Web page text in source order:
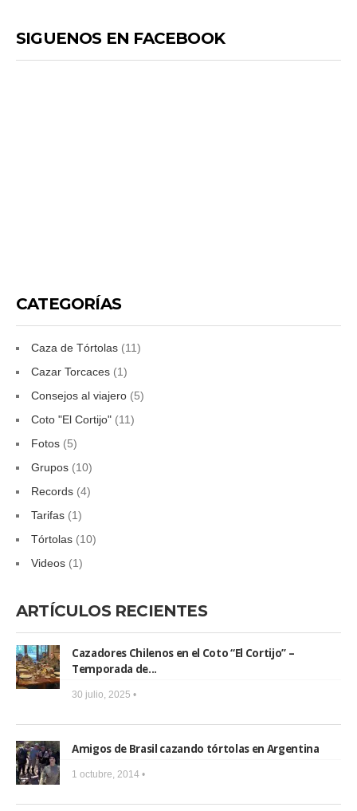
SIGUENOS EN FACEBOOK
CATEGORÍAS
Caza de Tórtolas (11)
Cazar Torcaces (1)
Consejos al viajero (5)
Coto "El Cortijo" (11)
Fotos (5)
Grupos (10)
Records (4)
Tarifas (1)
Tórtolas (10)
Videos (1)
ARTÍCULOS RECIENTES
Cazadores Chilenos en el Coto “El Cortijo” –
Temporada de...
30 julio, 2025 •
Amigos de Brasil cazando tórtolas en Argentina
1 octubre, 2014 •